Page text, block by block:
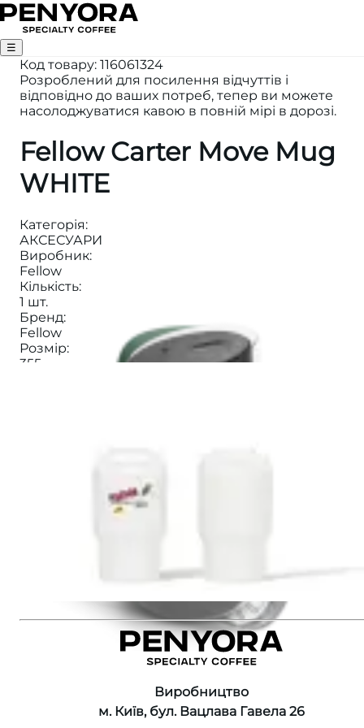
☰
Код товару: 116061324
Розроблений для посилення відчуттів і
відповідно до ваших потреб, тепер ви можете
насолоджуватися кавою в повній мірі в дорозі.
Fellow Carter Move Mug
WHITE
Категорія:
АКСЕСУАРИ
Виробник:
Fellow
Кількість:
1 шт.
Бренд:
Fellow
Розмір:
355
Рекомендуємо також
Термочашка Penyora х 63mugs
Виробництво
м. Київ, бул. Вацлава Гавела 26